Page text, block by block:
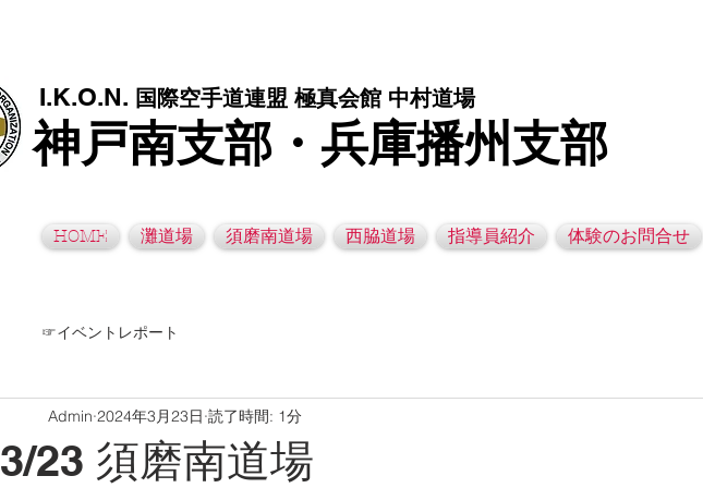
I.K.O.N. 国際空手道連盟 極真会館 中村道場
神戸南支部・兵庫播州支部
HOME 灘道場 須磨南道場 西脇道場 指導員紹介 体験のお問合せ
☞イベントレポート
3/23 須磨南道場
Admin 2024年3月23日 読了時間: 1分